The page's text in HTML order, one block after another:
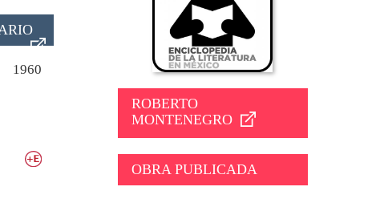
ROBERTO
MONTENEGRO
OBRA PUBLICADA
1960